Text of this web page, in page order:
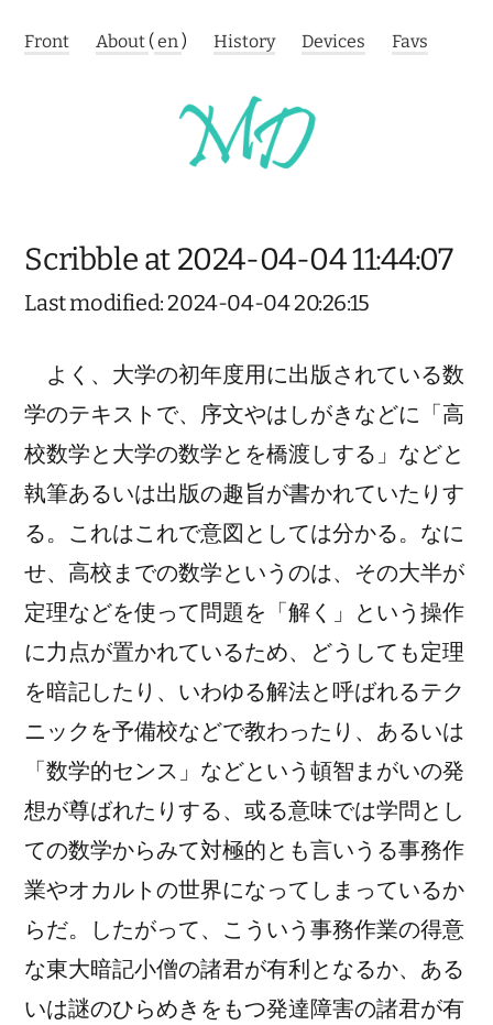
Front About (en) History Devices Favs
Scribble at 2024-04-04 11:44:07
Last modified: 2024-04-04 20:26:15
よく、大学の初年度用に出版されている数
学のテキストで、序文やはしがきなどに「高
校数学と大学の数学とを橋渡しする」などと
執筆あるいは出版の趣旨が書かれていたりす
る。これはこれで意図としては分かる。なに
せ、高校までの数学というのは、その大半が
定理などを使って問題を「解く」という操作
に力点が置かれているため、どうしても定理
を暗記したり、いわゆる解法と呼ばれるテク
ニックを予備校などで教わったり、あるいは
「数学的センス」などという頓智まがいの発
想が尊ばれたりする、或る意味では学問とし
ての数学からみて対極的とも言いうる事務作
業やオカルトの世界になってしまっているか
らだ。したがって、こういう事務作業の得意
な東大暗記小僧の諸君が有利となるか、ある
いは謎のひらめきをもつ発達障害の諸君が有